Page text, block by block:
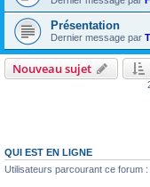
Présentation
Dernier message par
Nouveau sujet
QUI EST EN LIGNE
Utilisateurs parcourant ce forum